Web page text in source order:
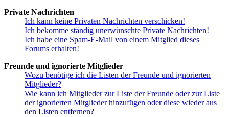
Private Nachrichten
Ich kann keine Privaten Nachrichten verschicken!
Ich bekomme ständig unerwünschte Private Nachrichten!
Ich habe eine Spam-E-Mail von einem Mitglied dieses
Forums erhalten!
Freunde und ignorierte Mitglieder
Wozu benötige ich die Listen der Freunde und ignorierten
Mitglieder?
Wie kann ich Mitglieder zur Liste der Freunde oder zur Liste
der ignorierten Mitglieder hinzufügen oder diese wieder aus
den Listen entfernen?